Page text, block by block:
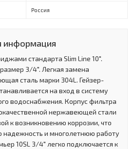
Россия
информация
стандарта Slim Line 10".
3/4". Легкая замена
сталь марки 304L. Гейзер-
на вход в систему
водоснабжения. Корпус фильтра
нержавеющей стали
к возникновению коррозии, что
надежность и многолетнюю работу
10SL 3/4" легко подключается к